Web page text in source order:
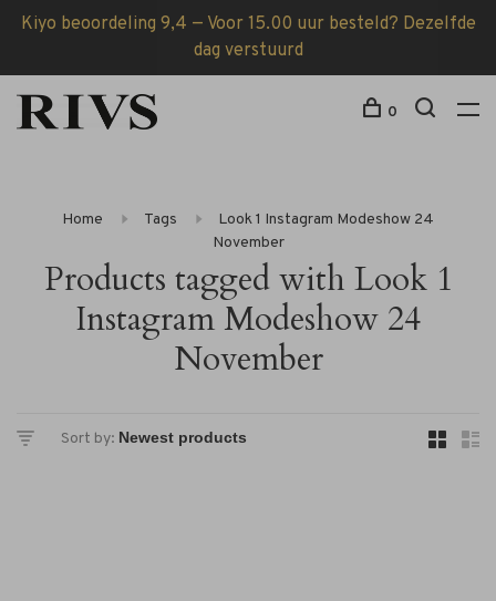
Kiyo beoordeling 9,4 — Voor 15.00 uur besteld? Dezelfde
dag verstuurd
0
Home Tags
Look 1 Instagram Modeshow 24
November
Products tagged with Look 1
Instagram Modeshow 24
November
Sort by: